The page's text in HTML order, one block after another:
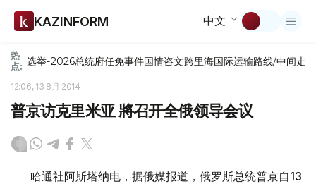
KAZINFORM 中文
热
点: 选举-2026总统府任免事件国情咨文跨里海国际运输路线/中间走廊
12:06, 13 8月 2014
普京访克里米亚 將召开全俄领导会议
哈通社阿斯塔纳电，据俄媒报道，俄罗斯总统普京自13